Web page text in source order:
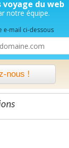
du web
notre équipe.
e-mail ci-dessous
nous !